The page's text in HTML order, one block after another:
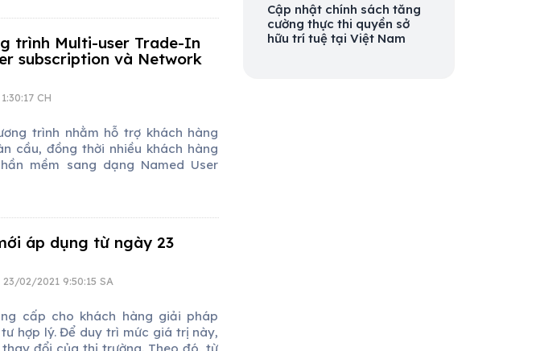
trình Multi-user Trade-In
subscription và Network
CH
trình nhằm hỗ trợ khách hàng
cầu, đồng thời nhiều khách hàng
mềm sang dạng Named User
áp dụng từ ngày 23
23/02/2021 9:50:15 SA
cấp cho khách hàng giải pháp
hợp lý. Để duy trì mức giá trị này,
Cập nhật chính sách tăng
cường thực thi quyền sở
hữu trí tuệ tại Việt Nam